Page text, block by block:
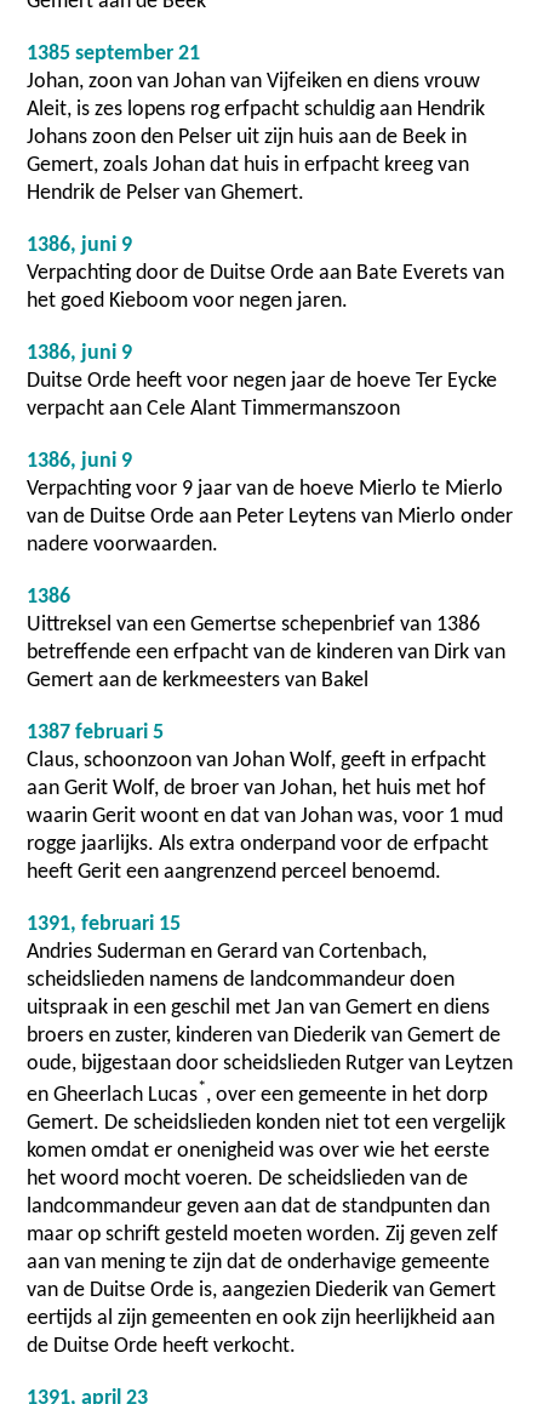
1385 september 21
Johan, zoon van Johan van Vijfeiken en diens vrouw
Aleit, is zes lopens rog erfpacht schuldig aan Hendrik
Johans zoon den Pelser uit zijn huis aan de Beek in
Gemert, zoals Johan dat huis in erfpacht kreeg van
Hendrik de Pelser van Ghemert.
1386, juni 9
Verpachting door de Duitse Orde aan Bate Everets van
het goed Kieboom voor negen jaren.
1386, juni 9
Duitse Orde heeft voor negen jaar de hoeve Ter Eycke
verpacht aan Cele Alant Timmermanszoon
1386, juni 9
Verpachting voor 9 jaar van de hoeve Mierlo te Mierlo
van de Duitse Orde aan Peter Leytens van Mierlo onder
nadere voorwaarden.
1386
Uittreksel van een Gemertse schepenbrief van 1386
betreffende een erfpacht van de kinderen van Dirk van
Gemert aan de kerkmeesters van Bakel
1387 februari 5
Claus, schoonzoon van Johan Wolf, geeft in erfpacht
aan Gerit Wolf, de broer van Johan, het huis met hof
waarin Gerit woont en dat van Johan was, voor 1 mud
rogge jaarlijks. Als extra onderpand voor de erfpacht
heeft Gerit een aangrenzend perceel benoemd.
1391, februari 15
Andries Suderman en Gerard van Cortenbach,
scheidslieden namens de landcommandeur doen
uitspraak in een geschil met Jan van Gemert en diens
broers en zuster, kinderen van Diederik van Gemert de
oude, bijgestaan door scheidslieden Rutger van Leytzen
en Gheerlach Lucas*, over een gemeente in het dorp
Gemert. De scheidslieden konden niet tot een vergelijk
komen omdat er onenigheid was over wie het eerste
het woord mocht voeren. De scheidslieden van de
landcommandeur geven aan dat de standpunten dan
maar op schrift gesteld moeten worden. Zij geven zelf
aan van mening te zijn dat de onderhavige gemeente
van de Duitse Orde is, aangezien Diederik van Gemert
eertijds al zijn gemeenten en ook zijn heerlijkheid aan
de Duitse Orde heeft verkocht.
1391, april 23